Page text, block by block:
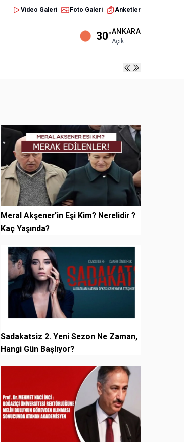
Video Galeri Foto Galeri Anketler
30°ANKARA
Açık
Meral Akşener'in Eşi Kim? Nerelidir ?
Kaç Yaşında?
Sadakatsiz 2. Yeni Sezon Ne Zaman,
Hangi Gün Başlıyor?